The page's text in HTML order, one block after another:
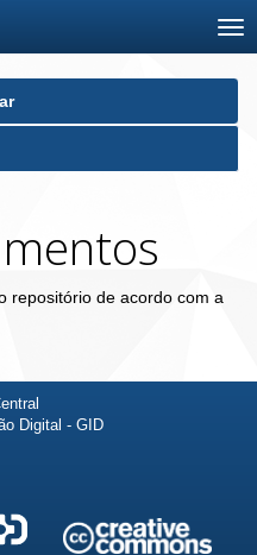
repositório de acordo com a
Digital - GID